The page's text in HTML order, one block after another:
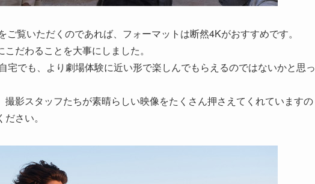
覧いただくのであれば、フォーマットは断然4Kがおすすめです。
だわることを大事にしました。
宅でも、より劇場体験に近い形で楽しんでもらえるのではないかと思っ
撮影スタッフたちが素晴らしい映像をたくさん押さえてくれていますの
さい。